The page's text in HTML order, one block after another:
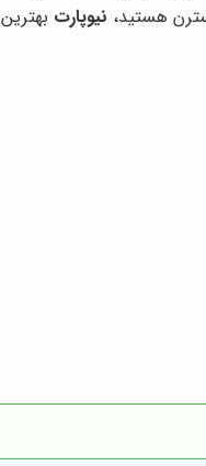
هستید، نیوپارت